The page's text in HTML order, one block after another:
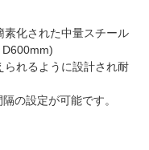
化された中量スチール
られるように設計され耐
の設定が可能です。